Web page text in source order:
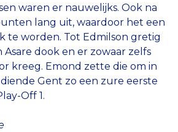
waren er nauwelijks. Ook na
lang uit, waardoor het een
te worden. Tot Edmilson gretig
dook en er zowaar zelfs
kreeg. Emond zette die om in
Gent zo een zure eerste
Off 1.